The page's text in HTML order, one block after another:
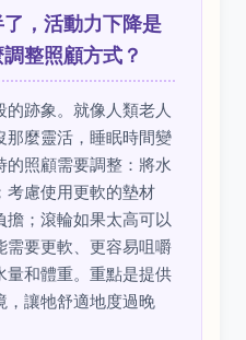
，活動力下降是
整照顧方式？
跡象。就像人類老人
那麼靈活，睡眠時間變
照顧需要調整：將水
考慮使用更軟的墊材
擔；滾輪如果太高可以
需要更軟、更容易咀嚼
量和體重。重點是提供
，讓牠舒適地度過晚